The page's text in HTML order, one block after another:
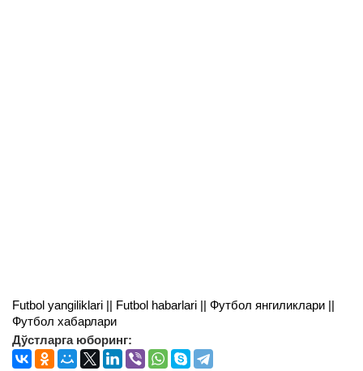
Futbol yangiliklari || Futbol habarlari || Футбол янгиликлари ||
Футбол хабарлари
Дўстларга юборинг: